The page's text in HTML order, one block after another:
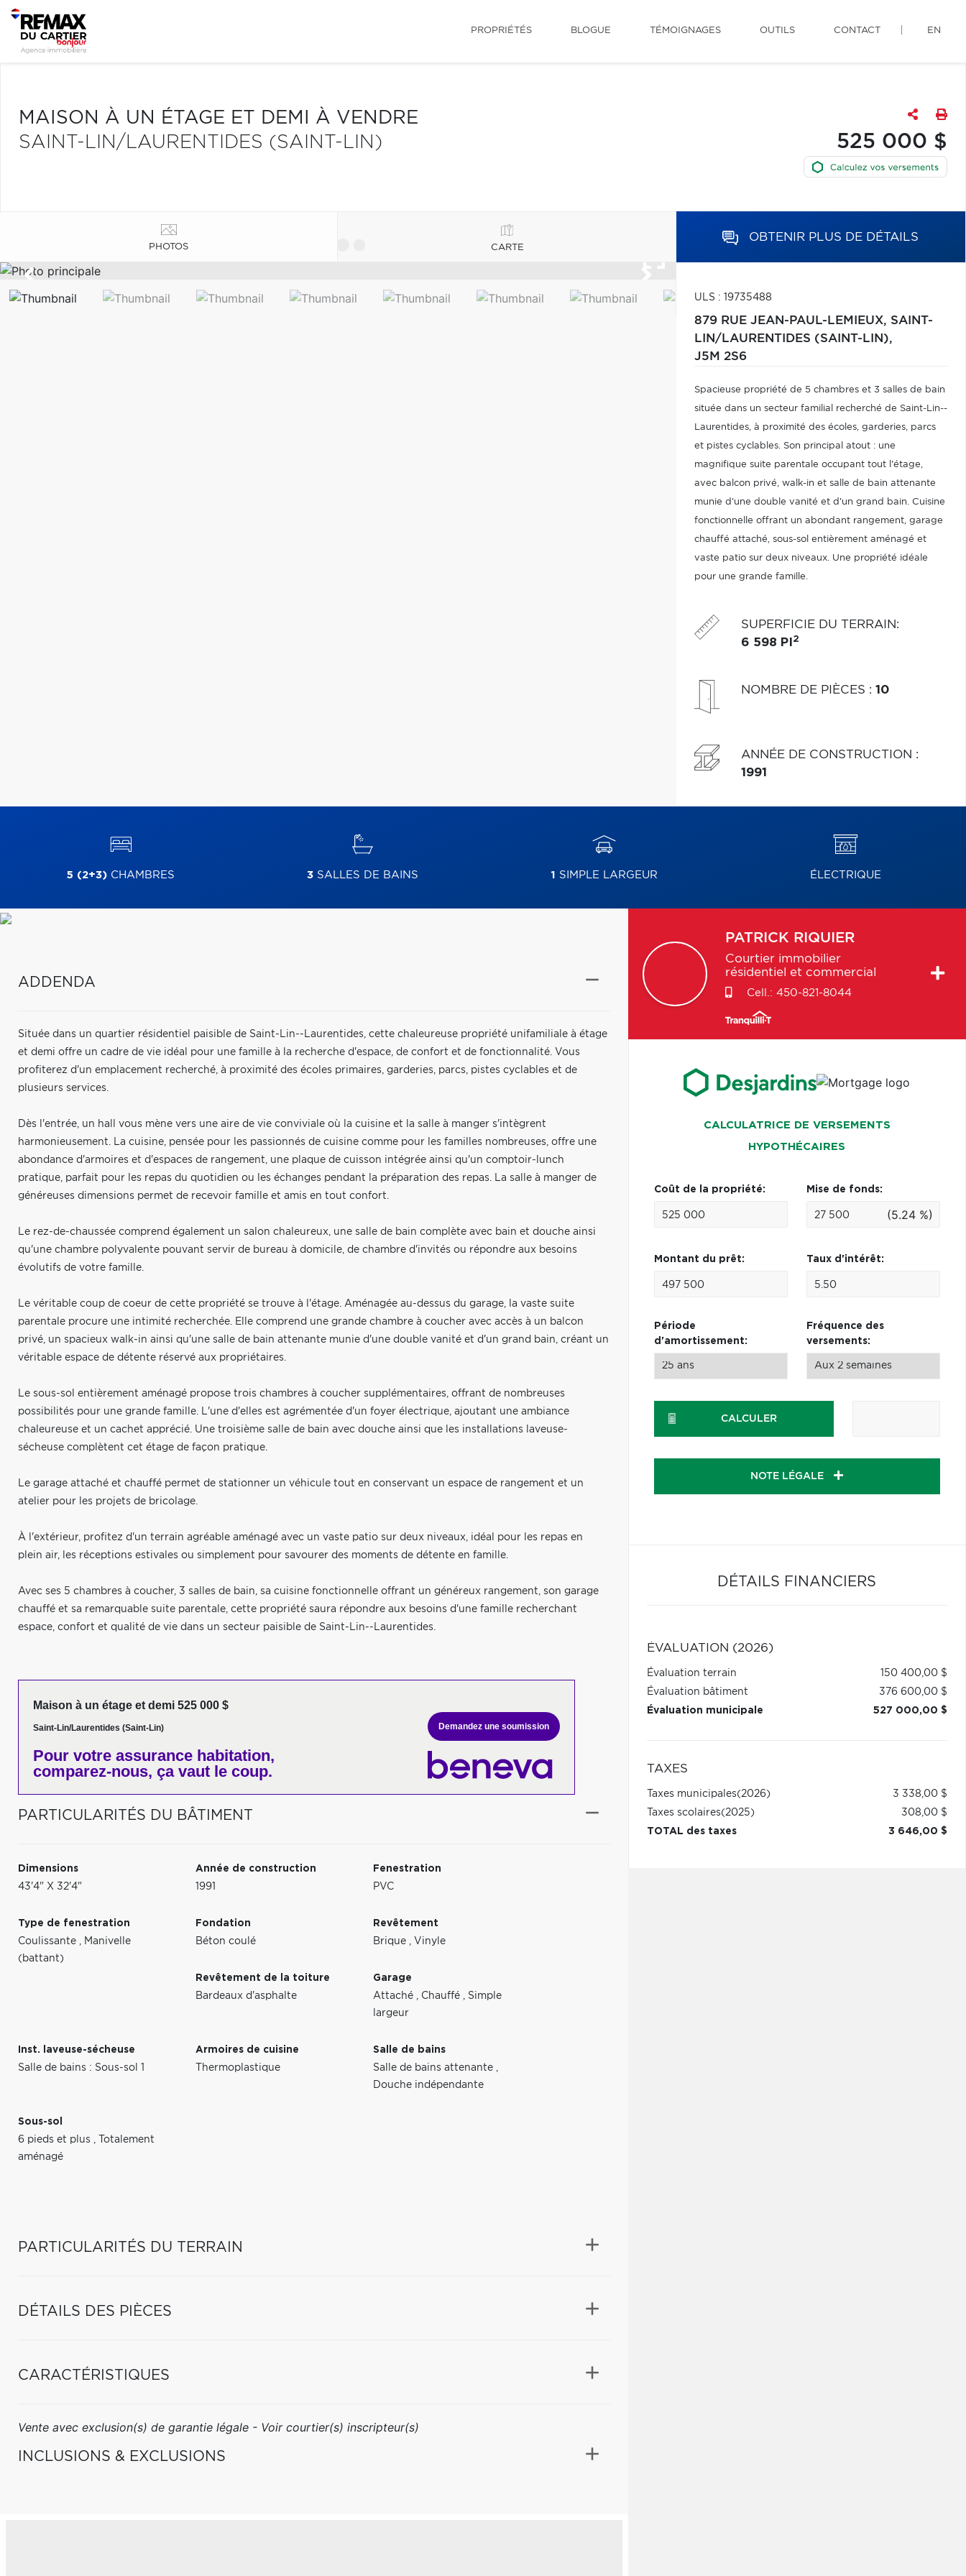
PROPRIÉTÉS BLOGUE TÉMOIGNAGES OUTILS CONTACT EN
MAISON À UN ÉTAGE ET DEMI À VENDRE
SAINT-LIN/LAURENTIDES (SAINT-LIN)
525 000 $
PHOTOS CARTE
OBTENIR PLUS DE DÉTAILS
ULS : 19735488
879 RUE JEAN-PAUL-LEMIEUX, SAINT-
LIN/LAURENTIDES (SAINT-LIN),
J5M 2S6
Spacieuse propriété de 5 chambres et 3 salles de bain
située dans un secteur familial recherché de Saint-Lin--
Laurentides, à proximité des écoles, garderies, parcs
et pistes cyclables. Son principal atout : une
magnifique suite parentale occupant tout l'étage,
avec balcon privé, walk-in et salle de bain attenante
munie d'une double vanité et d'un grand bain. Cuisine
fonctionnelle offrant un abondant rangement, garage
chauffé attaché, sous-sol entièrement aménagé et
vaste patio sur deux niveaux. Une propriété idéale
pour une grande famille.
SUPERFICIE DU TERRAIN:
6 598 PI 2
NOMBRE DE PIÈCES : 10
ANNÉE DE CONSTRUCTION :
1991
5 (2+3) CHAMBRES 3SALLES DE BAINS 1 SIMPLE LARGEUR ÉLECTRIQUE
ADDENDA
Située dans un quartier résidentiel paisible de Saint-Lin--Laurentides, cette chaleureuse propriété unifamiliale à étage
et demi offre un cadre de vie idéal pour une famille à la recherche d'espace, de confort et de fonctionnalité. Vous
profiterez d'un emplacement recherché, à proximité des écoles primaires, garderies, parcs, pistes cyclables et de
plusieurs services.
Dès l'entrée, un hall vous mène vers une aire de vie conviviale où la cuisine et la salle à manger s'intègrent
harmonieusement. La cuisine, pensée pour les passionnés de cuisine comme pour les familles nombreuses, offre une
abondance d'armoires et d'espaces de rangement, une plaque de cuisson intégrée ainsi qu'un comptoir-lunch
pratique, parfait pour les repas du quotidien ou les échanges pendant la préparation des repas. La salle à manger de
généreuses dimensions permet de recevoir famille et amis en tout confort.
Le rez-de-chaussée comprend également un salon chaleureux, une salle de bain complète avec bain et douche ainsi
qu'une chambre polyvalente pouvant servir de bureau à domicile, de chambre d'invités ou répondre aux besoins
évolutifs de votre famille.
Le véritable coup de coeur de cette propriété se trouve à l'étage. Aménagée au-dessus du garage, la vaste suite
parentale procure une intimité recherchée. Elle comprend une grande chambre à coucher avec accès à un balcon
privé, un spacieux walk-in ainsi qu'une salle de bain attenante munie d'une double vanité et d'un grand bain, créant un
véritable espace de détente réservé aux propriétaires.
Le sous-sol entièrement aménagé propose trois chambres à coucher supplémentaires, offrant de nombreuses
possibilités pour une grande famille. L'une d'elles est agrémentée d'un foyer électrique, ajoutant une ambiance
chaleureuse et un cachet apprécié. Une troisième salle de bain avec douche ainsi que les installations laveuse-
sécheuse complètent cet étage de façon pratique.
Le garage attaché et chauffé permet de stationner un véhicule tout en conservant un espace de rangement et un
atelier pour les projets de bricolage.
À l'extérieur, profitez d'un terrain agréable aménagé avec un vaste patio sur deux niveaux, idéal pour les repas en
plein air, les réceptions estivales ou simplement pour savourer des moments de détente en famille.
Avec ses 5 chambres à coucher, 3 salles de bain, sa cuisine fonctionnelle offrant un généreux rangement, son garage
chauffé et sa remarquable suite parentale, cette propriété saura répondre aux besoins d'une famille recherchant
espace, confort et qualité de vie dans un secteur paisible de Saint-Lin--Laurentides.
Maison à un étage et demi 525 000 $
Saint-Lin/Laurentides (Saint-Lin)
Pour votre assurance habitation,
comparez-nous, ça vaut le coup.
Demandez une soumission
PARTICULARITÉS DU BÂTIMENT
Dimensions
43'4" X 32'4"
Année de construction
1991
Fenestration
PVC
Type de fenestration
Coulissante , Manivelle
(battant)
Fondation
Béton coulé
Revêtement
Brique , Vinyle
Revêtement de la toiture
Bardeaux d'asphalte
Garage
Attaché , Chauffé , Simple
largeur
Inst. laveuse-sécheuse
Salle de bains : Sous-sol 1
Armoires de cuisine
Thermoplastique
Salle de bains
Salle de bains attenante ,
Douche indépendante
Sous-sol
6 pieds et plus ,
Totalement
aménagé
PARTICULARITÉS DU TERRAIN
DÉTAILS DES PIÈCES
CARACTÉRISTIQUES
Vente avec exclusion(s) de garantie légale - Voir courtier(s) inscripteur(s)
INCLUSIONS & EXCLUSIONS
PATRICK RIQUIER
Courtier immobilier
résidentiel et commercial
Cell.: 450-821-8044
CALCULATRICE DE VERSEMENTS
HYPOTHÉCAIRES
Coût de la propriété: Mise de fonds:
(5.24 %)
Montant du prêt: Taux d'intérêt:
Période
d'amortissement:
Fréquence des
versements:
CALCULER
NOTE LÉGALE
DÉTAILS FINANCIERS
ÉVALUATION (2026)
Évaluation terrain
150 400,00 $
Évaluation bâtiment
376 600,00 $
Évaluation municipale
527 000,00 $
TAXES
Taxes municipales(2026)
3 338,00 $
Taxes scolaires(2025)
308,00 $
TOTAL des taxes
3 646,00 $